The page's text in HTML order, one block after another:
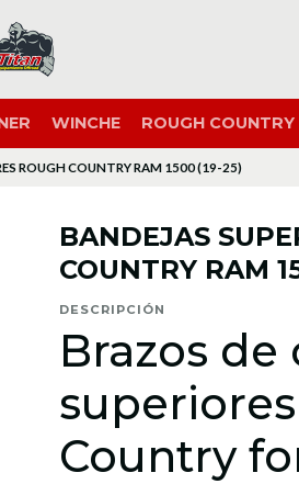
WINCHE ROUGH COUNTRY
ROUGH COUNTRY RAM 1500 (19-25)
BANDEJAS
COUNTRY RAM
DESCRIPCIÓN
Brazos de
Country